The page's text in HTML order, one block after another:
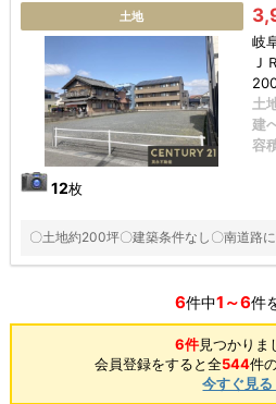
土地
12枚
岐
土
建
容
〇土地約200坪〇建築条件なし〇南道路
6件中1～6件
6件見つかりま
会員登録をすると全544件
今すぐ見る